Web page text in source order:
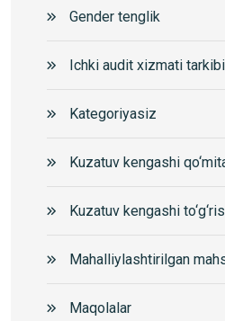
Gender tenglik
Ichki audit xizmati tarkibi
Kategoriyasiz
Kuzatuv kengashi
Kuzatuv kengashi
Mahalliylashtirilgan
Maqolalar